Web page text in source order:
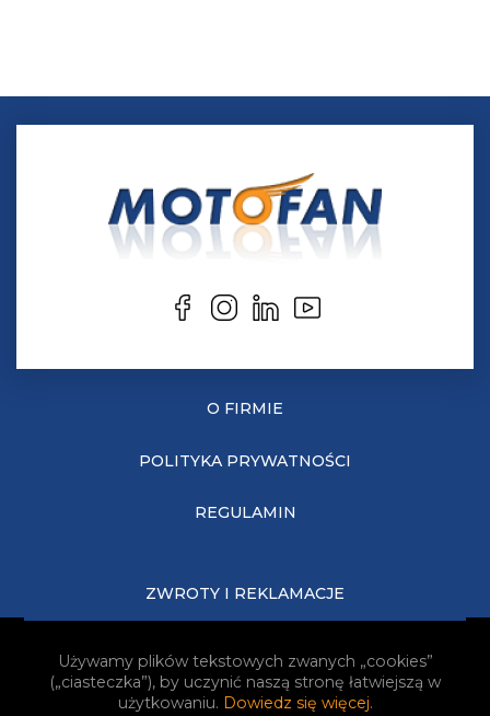
O FIRMIE
POLITYKA PRYWATNOŚCI
REGULAMIN
ZWROTY I REKLAMACJE
JAK KUPOWAĆ?
Używamy plików tekstowych zwanych „cookies”
(„ciasteczka”), by uczynić naszą stronę łatwiejszą w
użytkowaniu. Dowiedz się więcej.